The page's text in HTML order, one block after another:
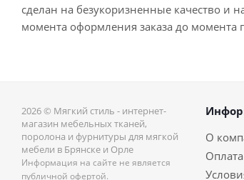
сделан на безукоризненные качество и
момента оформления заказа до
2026 © Мягкий стиль - интернет-
магазин мебельных тканей,
поролона и фурнитуры для мягкой
мебели в Брянске и Орле
Информация на сайте не является
публичной офертой.
О